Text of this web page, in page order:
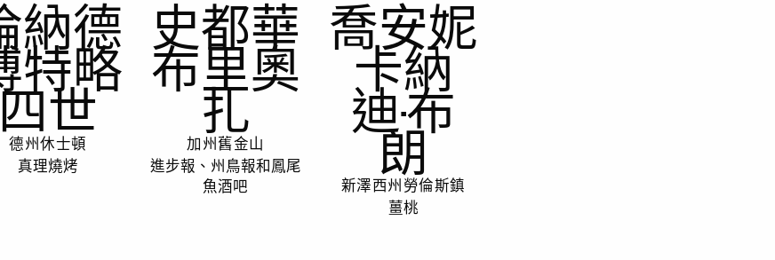
納德
特略
四世
德州休士頓
真理燒烤
史都華
布里奧
扎
加州舊金山
進步報、州鳥報和鳳尾
魚酒吧
喬安妮
卡納
迪-布
朗
新澤西州勞倫斯鎮
薑桃